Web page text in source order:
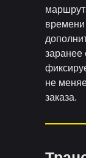
заранее
не
заказа.